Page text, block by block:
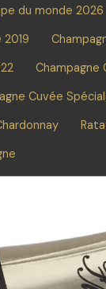
du monde 2026
Champagne
Cuvée